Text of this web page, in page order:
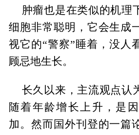
肿瘤也是在类似的机理
细胞非常聪明，它会生成
视它的“警察”睡着，没人
顾忌地生长。
长久以来，主流观点认
随着年龄增长上升，是
加。然而国外刊登的一篇